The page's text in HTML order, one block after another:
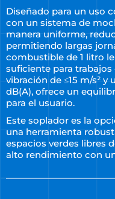
Diseñado para un uso
con un sistema de
manera uniforme,
permitiendo largas
combustible de 1 litro
suficiente para trabajos
vibración de ≤15 m/s² y
dB(A), ofrece un
para el usuario.
Este soplador es la
una herramienta
espacios verdes libres
alto rendimiento con